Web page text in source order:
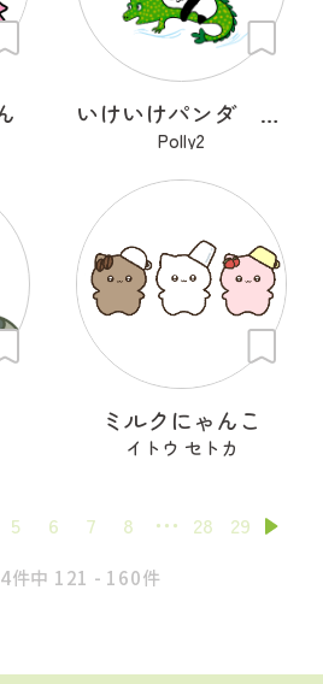
いけいけパンダ 遠足
Polly2
ミルクにゃんこ
イトウ セトカ
5 6 7 8 28 29
件中 121 - 160件